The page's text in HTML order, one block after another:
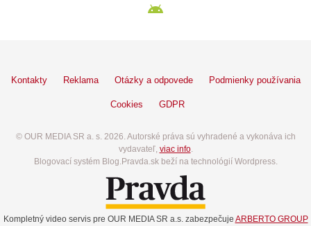
Kontakty Reklama Otázky a odpovede Podmienky používania
Cookies GDPR
© OUR MEDIA SR a. s. 2026. Autorské práva sú vyhradené a vykonáva ich
vydavateľ, viac info.
Blogovací systém Blog.Pravda.sk beží na technológií Wordpress.
Kompletný video servis pre OUR MEDIA SR a.s. zabezpečuje ARBERTO GROUP